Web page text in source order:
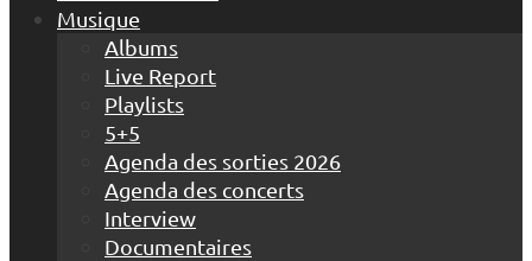
Musique
Albums
Live Report
Playlists
5+5
Agenda des sorties 2026
Agenda des concerts
Interview
Documentaires